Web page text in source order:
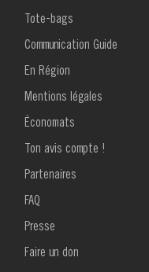
livre
pour
Formulaires
Equipe
de
Région
MENU
FOOTER
Tote-bags
Communication Guide
En Région
Mentions légales
Économats
Ton avis compte !
MENU
FOOTER
Partenaires
FAQ
Presse
Faire un don